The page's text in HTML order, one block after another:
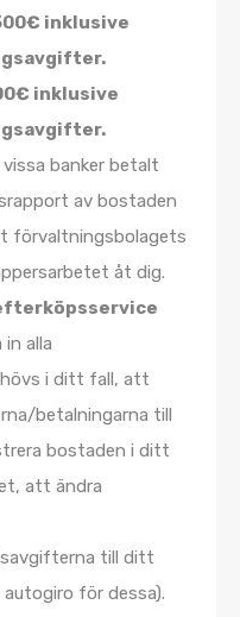
inklusive
inklusive
banker betalt
av bostaden
förvaltningsbolagets
åt dig.
alla
i ditt fall, att
betalningarna till
bostaden i ditt
att ändra
till ditt
för dessa).